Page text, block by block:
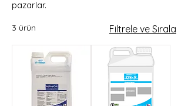
pazarlar.
3 ürün Filtrele ve Sırala